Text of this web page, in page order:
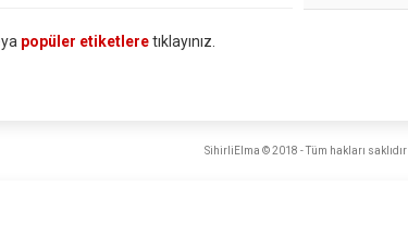
popüler etiketleretıklayınız.
SihirliElma © 2018 - Tüm hakları saklıdır